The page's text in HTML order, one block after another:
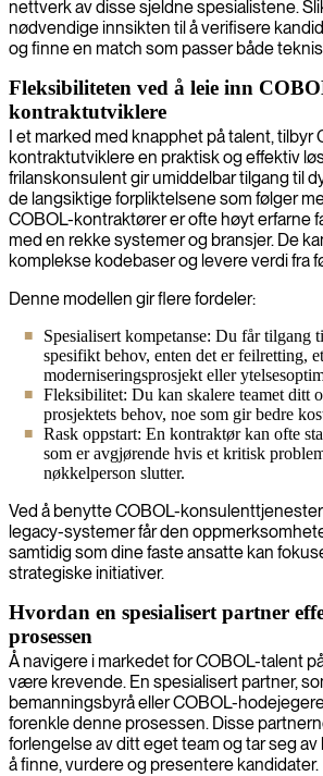
nettverk av disse sjeldne spesialistene.
nødvendige innsikten til å verifisere
og finne en match som passer både
Fleksibiliteten ved å leie inn
kontraktutviklere
I et marked med knapphet på talent, tilbyr
kontraktutviklere en praktisk og effektiv
frilanskonsulent gir umiddelbar tilgang til
de langsiktige forpliktelsene som følger
COBOL-kontraktører er ofte høyt erfarne
med en rekke systemer og bransjer. De
komplekse kodebaser og levere verdi fra
Denne modellen gir flere fordeler:
Spesialisert kompetanse: Du får tilgang
spesifikt behov, enten det er feilretting, et
moderniseringsprosjekt eller
Fleksibilitet: Du kan skalere teamet ditt
prosjektets behov, noe som gir bedre
Rask oppstart: En kontraktør kan ofte
som er avgjørende hvis et kritisk
nøkkelperson slutter.
Ved å benytte COBOL-
legacy-systemer får den
samtidig som dine faste ansatte kan
strategiske initiativer.
Hvordan en spesialisert partner
prosessen
Å navigere i markedet for COBOL-talent
være krevende. En spesialisert partner,
bemanningsbyrå eller COBOL-
forenkle denne prosessen. Disse
forlengelse av ditt eget team og tar seg
å finne, vurdere og presentere kandidater.